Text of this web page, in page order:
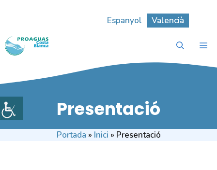
Espanyol Valencià
Presentació
Portada » Inici » Presentació